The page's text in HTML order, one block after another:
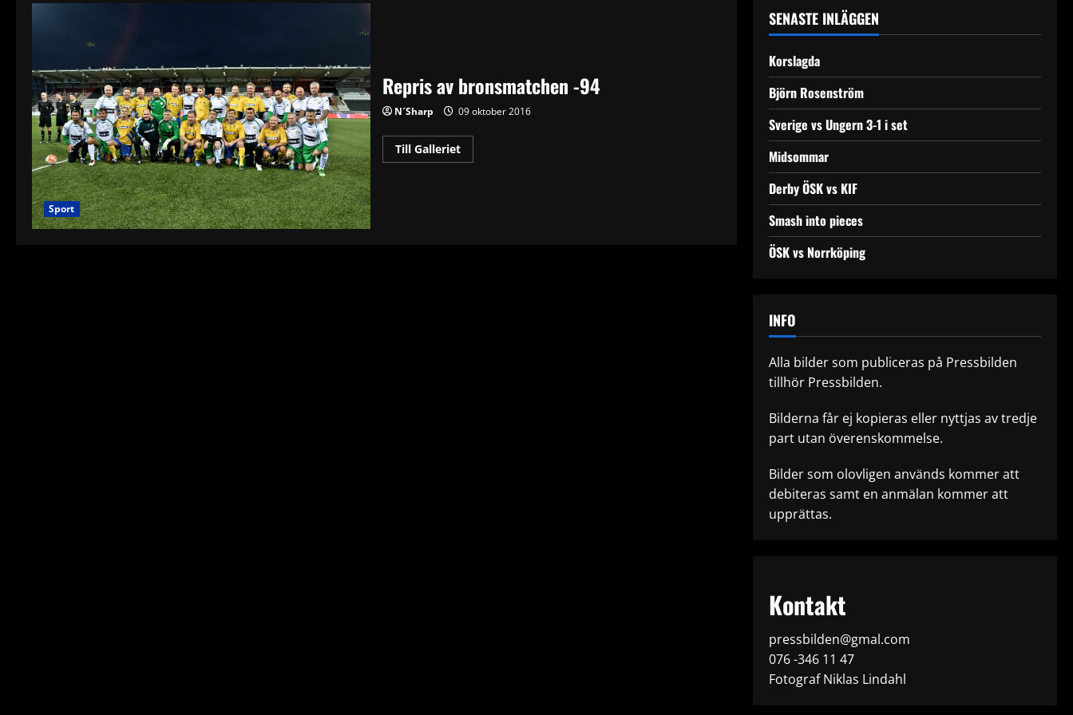
Sport
Repris av bronsmatchen -94
N´Sharp 09 oktober 2016
Till GallerietRead
more
SENASTE INLÄGGEN
Korslagda
Björn Rosenström
Sverige vs Ungern 3-1 i set
Midsommar
Derby ÖSK vs KIF
Smash into pieces
ÖSK vs Norrköping
INFO
Alla bilder som publiceras på Pressbilden
tillhör Pressbilden.
Bilderna får ej kopieras eller nyttjas av tredje
part utan överenskommelse.
Bilder som olovligen används kommer att
debiteras samt en anmälan kommer att
upprättas.
Kontakt
pressbilden@gmal.com
076 -346 11 47
Fotograf Niklas Lindahl